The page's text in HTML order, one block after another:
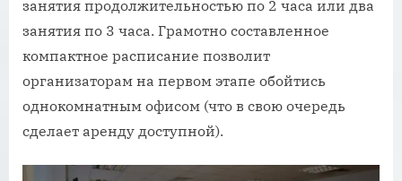
занятия продолжительностью по 2 часа или два
занятия по 3 часа. Грамотно составленное
компактное расписание позволит
организаторам на первом этапе обойтись
однокомнатным офисом (что в свою очередь
сделает аренду доступной).